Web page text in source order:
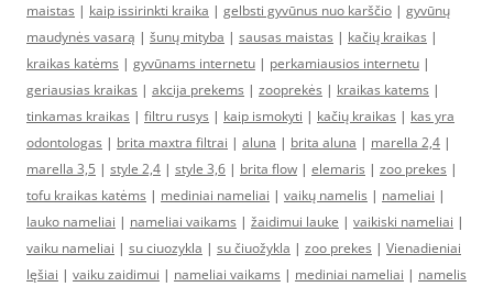
maistas | kaip issirinkti kraika | gelbsti gyvūnus nuo karščio | gyvūnų
maudynės vasarą | šunų mityba | sausas maistas | kačių kraikas |
kraikas katėms | gyvūnams internetu | perkamiausios internetu |
geriausias kraikas | akcija prekems | zooprekės | kraikas katems |
tinkamas kraikas | filtru rusys | kaip ismokyti | kačių kraikas | kas yra
odontologas | brita maxtra filtrai | aluna | brita aluna | marella 2,4 |
marella 3,5 | style 2,4 | style 3,6 | brita flow | elemaris | zoo prekes |
tofu kraikas katėms | mediniai nameliai | vaikų namelis | nameliai |
lauko nameliai | nameliai vaikams | žaidimui lauke | vaikiski nameliai |
vaiku nameliai | su ciuozykla | su čiuožykla | zoo prekes | Vienadieniai
lęšiai | vaiku zaidimui | nameliai vaikams | mediniai nameliai | namelis